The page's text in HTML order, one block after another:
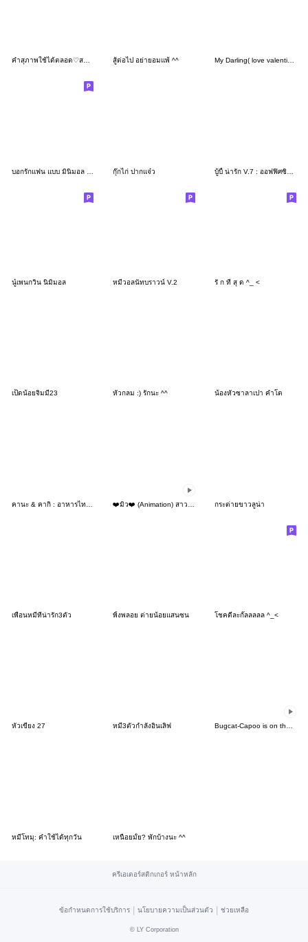
คำสุภาพใช้ได้ตลอด♡สาวธรรมชาติ สู้ต่อไป อย่ายอมแพ้ ^^ My Darling( love valentine) : Boy
กุ๊กไก่ ปากแจ๋ว บู้บี้ น่ารัก V.7 : ออฟฟิศซินโดรม
นู๋เพนกวิน นิมิมอล หมีวอลนัทบราวน์ V.2 รั ก ที่ สุ ด ^_ <
เป็ดน้อยจิมมี่23 หัวกลม :) รักนะ ^^ น้องหัวซาลาเปา คำโต
กระต่ายขาวลูน่า
เพื่อนหมีที่น่ารัก3ตัว พิ้งพลอย ต่ายน้อยแสนซน โชคดีละกั๊ลลลลล ^_<
หัวเขียง 27 หมี3ตัวกำลังอินเลิฟ Bugcat-Capoo is on the Move! Vol. 2
หมีโทมุ: คำใช้ได้ทุกวัน เหนื่อยมั้ย? พักบ้างนะ ^^
ครีเอเตอร์สติกเกอร์ หน้าหลัก
ข้อกำหนดการใช้บริการ | นโยบายความเป็นส่วนตัว | ช่วยเหลือ
© LY Corporation